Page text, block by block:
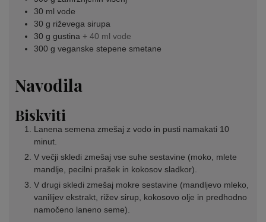
30 ml vode
30 g riževega sirupa
30 g gustina + 40 ml vode
300 g veganske stepene smetane
Navodila
Biskviti
Lanena semena zmešaj z vodo in pusti namakati 10
minut.
V večji skledi zmešaj vse suhe sestavine (moko, mlete
mandlje, pecilni prašek in kokosov sladkor).
V drugi skledi zmešaj mokre sestavine (mandljevo mleko,
vanilijev ekstrakt, rižev sirup, kokosovo olje in predhodno
namočeno laneno seme).